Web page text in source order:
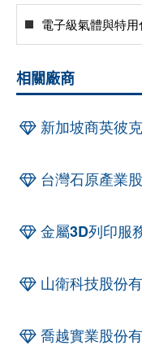
電子級氣體與特
相關廠商
新加坡商英彼
台灣石原產業
金屬3D列印服
山衛科技股份
喬越實業股份